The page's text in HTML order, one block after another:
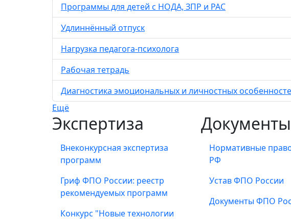
Программы для детей с НОДА, ЗПР и РАС
Удлиннённый отпуск
Нагрузка педагога-психолога
Рабочая тетрадь
Диагностика эмоциональных и личностных
Ещё
Экспертиза
Внеконкурсная экспертиза
программ
Гриф ФПО России: реестр
рекомендуемых программ
Конкурс "Новые технологии
Документы
Нормативные
РФ
Устав ФПО России
Документы ФПО